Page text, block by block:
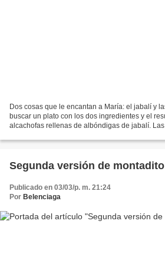
Dos cosas que le encantan a María: el jabalí y
buscar un plato con los dos ingredientes y el
alcachofas rellenas de albóndigas de jabalí.
Segunda versión de
Publicado en 03/03/p. m. 21:24
Por Belenciaga